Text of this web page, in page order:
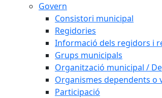
Govern
Consistori municipal
Regidories
Informació dels regidors i
Grups municipals
Organització municipal /
Organismes dependents o
Participació